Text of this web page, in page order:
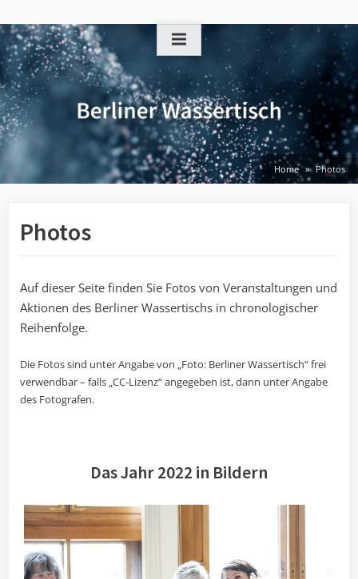
to
content
Home Photos
Photos
Auf dieser Seite finden Sie Fotos von Veranstaltungen und
Aktionen des Berliner Wassertischs in chronologischer
Reihenfolge.
Die Fotos sind unter Angabe von „Foto: Berliner Wassertisch“ frei
verwendbar – falls „CC-Lizenz“ angegeben ist, dann unter Angabe
des Fotografen.
Das Jahr 2022 in Bildern